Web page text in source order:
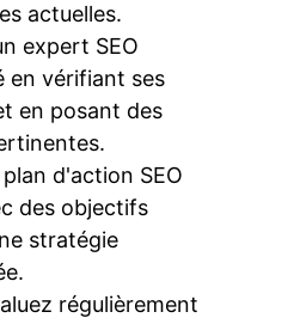
actuelles.
expert SEO
en vérifiant ses
en posant des
d'action SEO
des objectifs
stratégie
régulièrement